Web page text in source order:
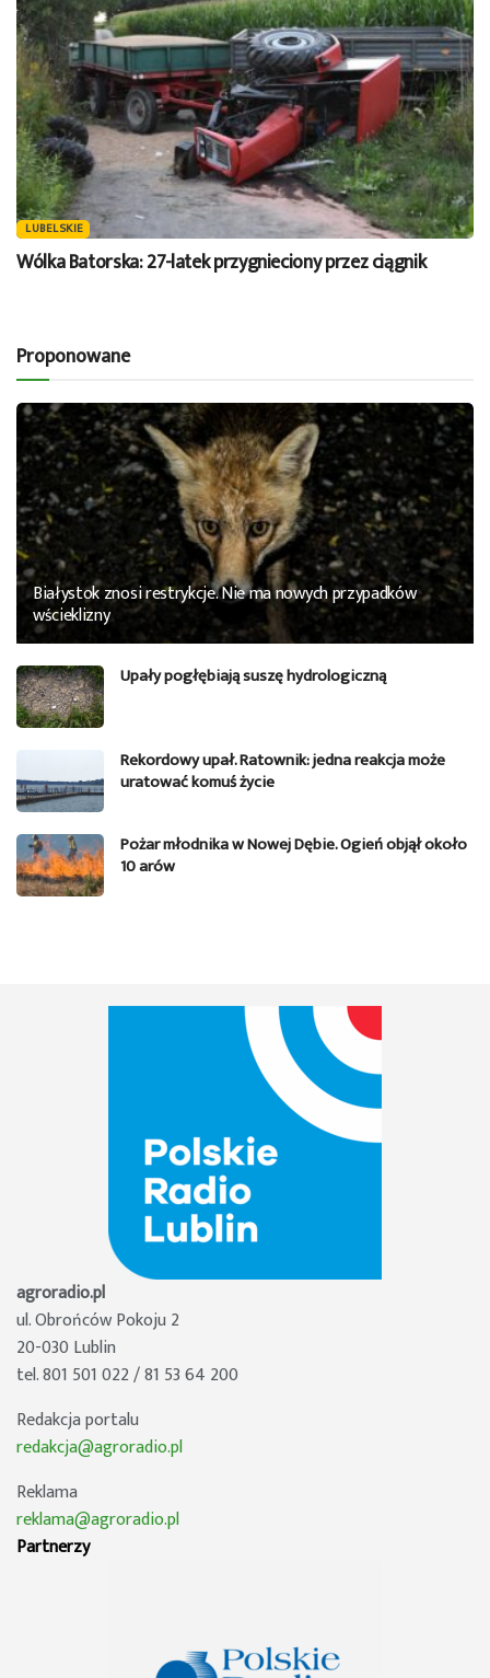
LUBELSKIE
Wólka Batorska: 27-latek przygnieciony przez ciągnik
Proponowane
Białystok znosi restrykcje. Nie ma nowych przypadków
wścieklizny
Upały pogłębiają suszę hydrologiczną
Rekordowy upał. Ratownik: jedna reakcja może
uratować komuś życie
Pożar młodnika w Nowej Dębie. Ogień objął około
10 arów
agroradio.pl
ul. Obrońców Pokoju 2
20-030 Lublin
tel. 801 501 022 / 81 53 64 200
Redakcja portalu
redakcja@agroradio.pl
Reklama
reklama@agroradio.pl
Partnerzy